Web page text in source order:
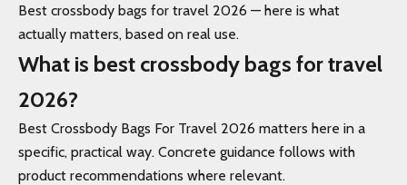
Best crossbody bags for travel 2026 — here is what
actually matters, based on real use.
What is best crossbody bags for travel
2026?
Best Crossbody Bags For Travel 2026 matters here in a
specific, practical way. Concrete guidance follows with
product recommendations where relevant.